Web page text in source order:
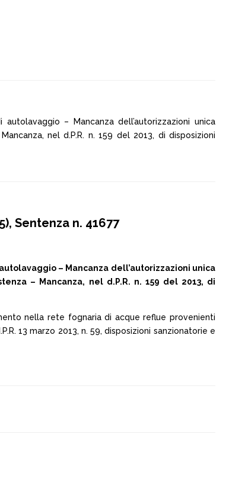
– Mancanza dell’autorizzazioni unica
nel d.P.R. n. 159 del 2013, di disposizioni
Sentenza n. 41677
– Mancanza dell’autorizzazioni unica
– Mancanza, nel d.P.R. n. 159 del 2013, di
nella rete fognaria di acque reflue provenienti
13 marzo 2013, n. 59, disposizioni sanzionatorie e